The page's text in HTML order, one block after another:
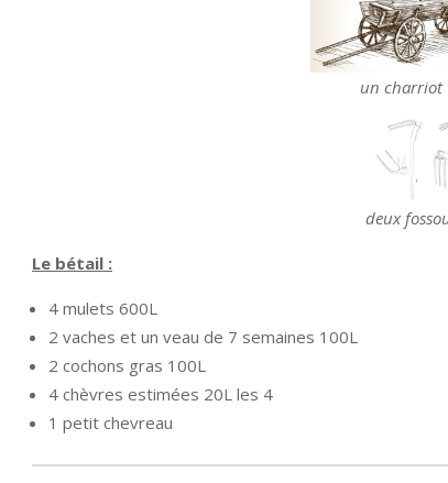
un charriot
deux
Le bétail :
4 mulets 600L
2 vaches et un veau de 7 semaines 100L
2 cochons gras 100L
4 chèvres estimées 20L les 4
1 petit chevreau